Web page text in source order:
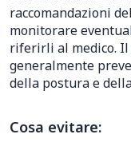
raccomandazioni
monitorare
riferirli al medico. Il
generalmente
della postura e
Cosa evitare: